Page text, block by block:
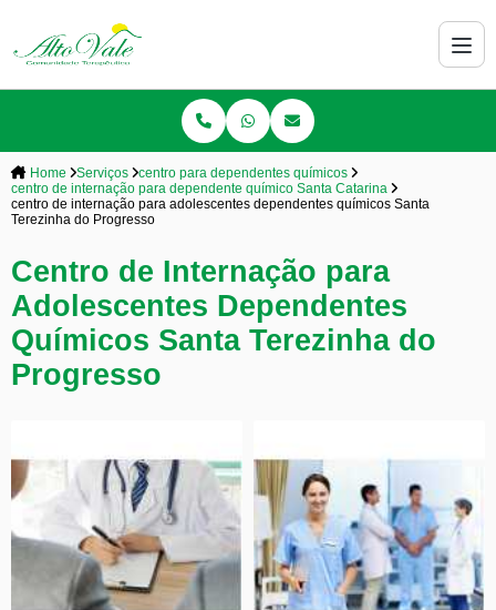
Home Serviços
centro para dependentes químicos
centro de internação para dependente químico Santa Catarina
centro de internação para adolescentes dependentes químicos Santa
Terezinha do Progresso
Centro de Internação para
Adolescentes Dependentes
Químicos Santa Terezinha do
Progresso